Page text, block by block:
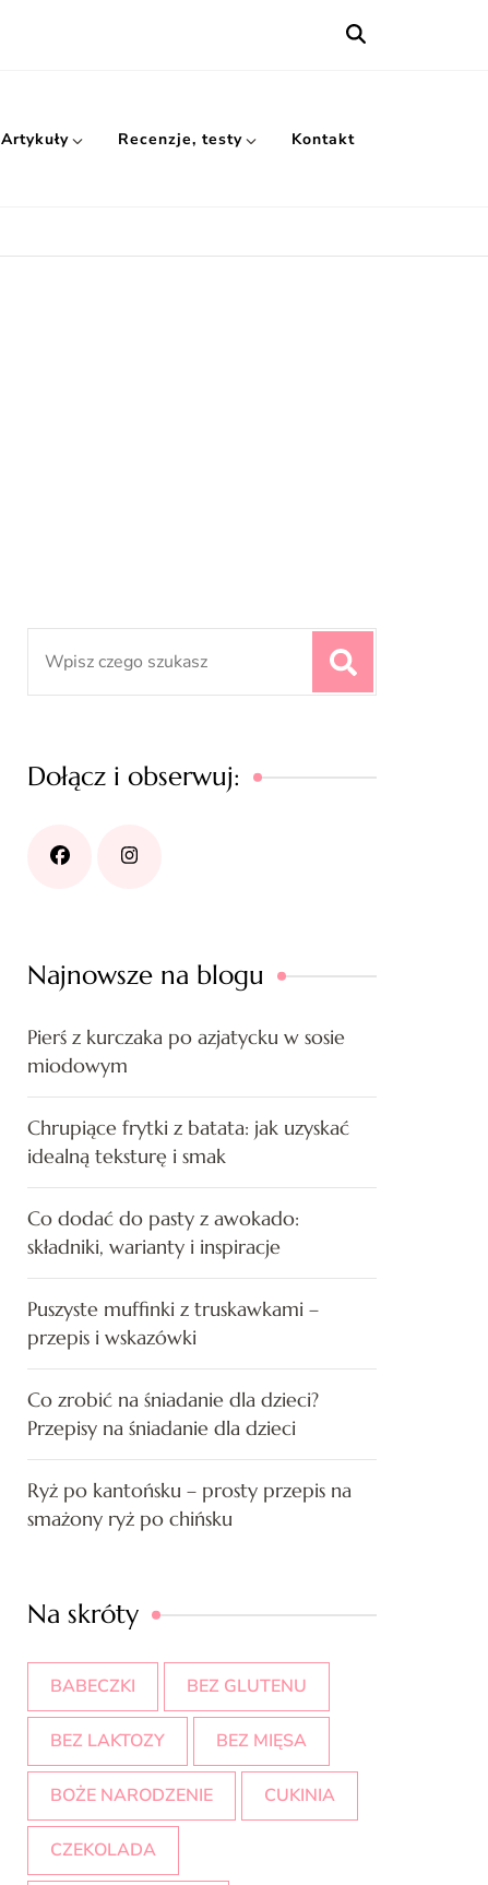
Artykuły Recenzje, testy Kontakt
Dołącz i obserwuj:
Najnowsze na blogu
Pierś z kurczaka po azjatycku w sosie
miodowym
Chrupiące frytki z batata: jak uzyskać
idealną teksturę i smak
Co dodać do pasty z awokado:
składniki, warianty i inspiracje
Puszyste muffinki z truskawkami –
przepis i wskazówki
Co zrobić na śniadanie dla dzieci?
Przepisy na śniadanie dla dzieci
Ryż po kantońsku – prosty przepis na
smażony ryż po chińsku
Na skróty
BABECZKI BEZ GLUTENU
BEZ LAKTOZY BEZ MIĘSA
BOŻE NARODZENIE CUKINIA
CZEKOLADA